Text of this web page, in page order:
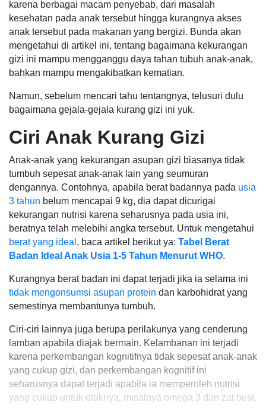
karena berbagai macam penyebab, dari masalah
kesehatan pada anak tersebut hingga kurangnya akses
anak tersebut pada makanan yang bergizi. Bunda akan
mengetahui di artikel ini, tentang bagaimana kekurangan
gizi ini mampu mengganggu daya tahan tubuh anak-anak,
bahkan mampu mengakibatkan kematian.
Namun, sebelum mencari tahu tentangnya, telusuri dulu
bagaimana gejala-gejala kurang gizi ini yuk.
Ciri Anak Kurang Gizi
Anak-anak yang kekurangan asupan gizi biasanya tidak
tumbuh sepesat anak-anak lain yang seumuran
dengannya. Contohnya, apabila berat badannya pada usia
3 tahun belum mencapai 9 kg, dia dapat dicurigai
kekurangan nutrisi karena seharusnya pada usia ini,
beratnya telah melebihi angka tersebut. Untuk mengetahui
berat yang ideal , baca artikel berikut ya: Tabel Berat
Badan Ideal Anak Usia 1-5 Tahun Menurut WHO.
Kurangnya berat badan ini dapat terjadi jika ia selama ini
tidak mengonsumsi asupan protein dan karbohidrat yang
semestinya membantunya tumbuh.
Ciri-ciri lainnya juga berupa perilakunya yang cenderung
lamban apabila diajak bermain. Kelambanan ini terjadi
karena perkembangan kognitifnya tidak sepesat anak-anak
yang cukup gizi, dan perkembangan kognitif ini
seharusnya dapat terjadi apabila ia memperoleh nutrisi
yang cukup untuk otaknya, misalnya omega 3 dan zat besi.